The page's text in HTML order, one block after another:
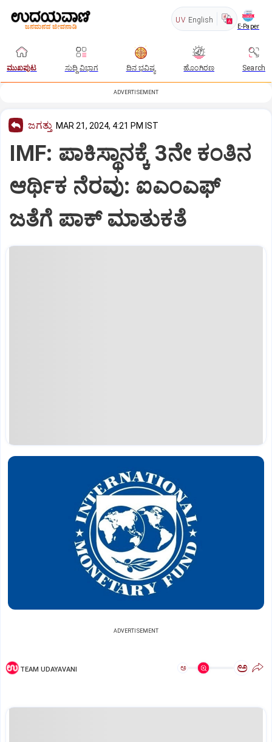
UV English
E-Paper
ಮುಖಪುಟ ಸುದ್ದಿ ವಿಭಾಗ ದಿನ ಭವಿಷ್ಯ ಹೊಂಗಿರಣ Search
ADVERTISEMENT
ಜಗತ್ತು MAR 21, 2024, 4:21 PM IST
IMF: ಪಾಕಿಸ್ಥಾನಕ್ಕೆ 3ನೇ ಕಂತಿನ
ಆರ್ಥಿಕ ನೆರವು: ಐಎಂಎಫ್
ಜತೆಗೆ ಪಾಕ್‌ ಮಾತುಕತೆ
ADVERTISEMENT
TEAM UDAYAVANI ಅ ಅ